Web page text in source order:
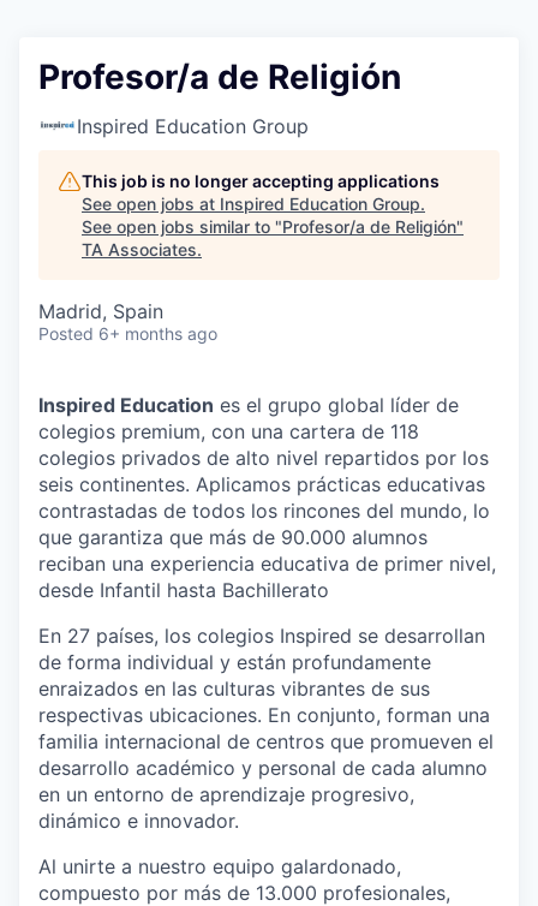
Profesor/a de Religión
Inspired Education Group
This job is no longer accepting applications
See open jobs at Inspired Education Group.
See open jobs similar to "Profesor/a de Religión"
TA Associates.
Madrid, Spain
Posted 6+ months ago
Inspired Education es el grupo global líder de
colegios premium, con una cartera de 118
colegios privados de alto nivel repartidos por los
seis continentes. Aplicamos prácticas educativas
contrastadas de todos los rincones del mundo, lo
que garantiza que más de 90.000 alumnos
reciban una experiencia educativa de primer nivel,
desde Infantil hasta Bachillerato
En 27 países, los colegios Inspired se desarrollan
de forma individual y están profundamente
enraizados en las culturas vibrantes de sus
respectivas ubicaciones. En conjunto, forman una
familia internacional de centros que promueven el
desarrollo académico y personal de cada alumno
en un entorno de aprendizaje progresivo,
dinámico e innovador.
Al unirte a nuestro equipo galardonado,
compuesto por más de 13.000 profesionales,